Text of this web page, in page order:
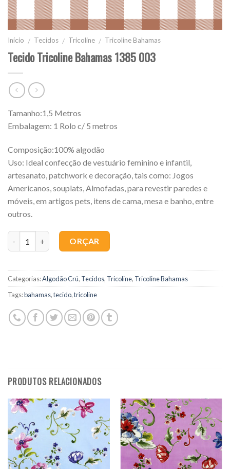
Início / Tecidos / Tricoline / Tricoline Bahamas
Tecido Tricoline Bahamas 1385 003
Tamanho:1,5 Metros
Embalagem: 1 Rolo c/ 5 metros
Composição:100% algodão
Uso: Ideal confecção de vestuário feminino e infantil,
artesanato, patchwork e decoração, tais como: Jogos
Americanos, souplats, Almofadas, para revestir paredes e
móveis, em artigos pets, itens de cama, mesa e banho, entre
outros.
ORÇAR
Categorias:Algodão Crú, Tecidos, Tricoline, Tricoline Bahamas
Tags:bahamas,tecido,tricoline
PRODUTOS RELACIONADOS